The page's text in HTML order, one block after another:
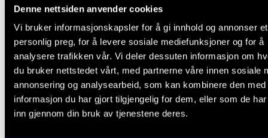
Denne nettsiden anvender cookies
Vi bruker informasjonskapsler for å gi innhold og annonser et
personlig preg, for å levere sosiale mediefunksjoner og for å
analysere trafikken vår. Vi deler dessuten informasjon om
du bruker nettstedet vårt, med partnerne våre innen sosiale
annonsering og analysearbeid, som kan kombinere den med
informasjon du har gjort tilgjengelig for dem, eller som de
inn gjennom din bruk av tjenestene deres.